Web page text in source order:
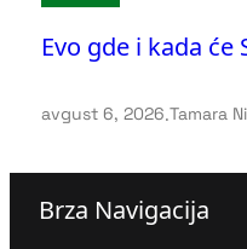
Evo gde i kada
avgust 6, 2026.Tamara
Brza Navigacija